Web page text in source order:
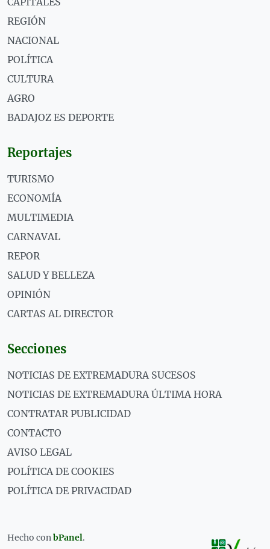
REGIÓN
NACIONAL
POLÍTICA
CULTURA
AGRO
BADAJOZ ES DEPORTE
Reportajes
TURISMO
ECONOMÍA
MULTIMEDIA
CARNAVAL
REPOR
SALUD Y BELLEZA
OPINIÓN
CARTAS AL DIRECTOR
Secciones
NOTICIAS DE EXTREMADURA SUCESOS
NOTICIAS DE EXTREMADURA ÚLTIMA HORA
CONTRATAR PUBLICIDAD
CONTACTO
AVISO LEGAL
POLÍTICA DE COOKIES
POLÍTICA DE PRIVACIDAD
Hecho conbPanel.